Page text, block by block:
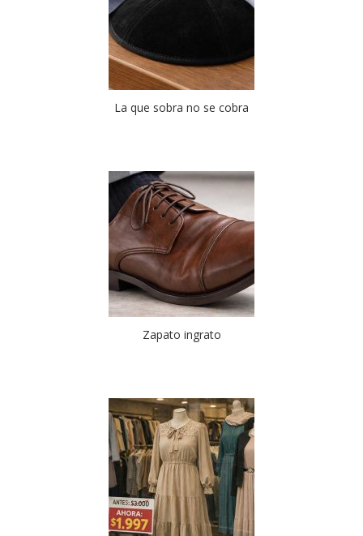
La que sobra no se cobra
Zapato ingrato